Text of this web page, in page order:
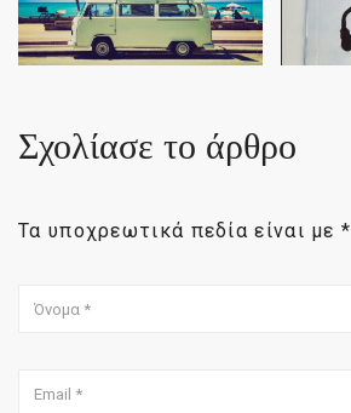
Σχολίασε το άρθρο
Τα υποχρεωτικά πεδία είναι με*